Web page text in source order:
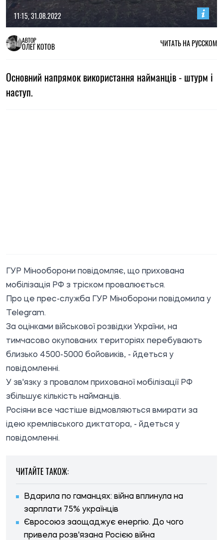
11:15, 31.08.2022
АВТОР
ОЛЕГ КОТОВ ЧИТАТЬ НА РУССКОМ
Основний напрямок використання найманців - штурм і
наступ.
ГУР Мінооборони повідомляє, що прихована
мобілізація РФ з тріском провалюється.
Про це прес-служба ГУР Міноборони повідомила у
Telegram.
За оцінками військової розвідки України, на
тимчасово окупованих територіях перебувають
близько 4500-5000 бойовиків, - йдеться у
повідомленні.
У зв'язку з провалом прихованої мобілізації РФ
збільшує кількість найманців.
Росіяни все частіше відмовляються вмирати за
ідею кремлівського диктатора, - йдеться у
повідомленні.
ЧИТАЙТЕ ТАКОЖ:
Вдарила по гаманцях: війна вплинула на
зарплати 75% українців
Євросоюз заощаджує енергію. До чого
привела розв'язана Росією війна